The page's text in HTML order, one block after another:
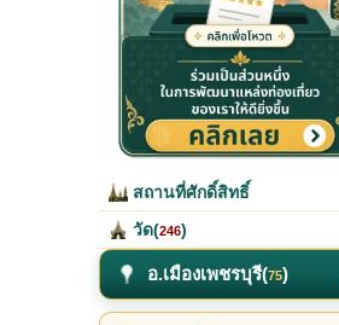
สถานที่ศักดิ์สิทธิ์
วัด(246)
อ.เมืองเพชรบุรี(75)